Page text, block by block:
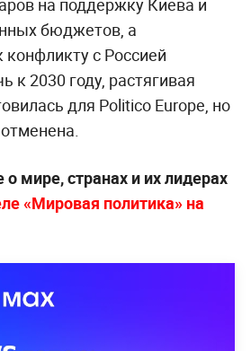
бюджетов, а
конфликту с Россией
к 2030 году, растягивая
для Politico Europe, но
мире, странах и их лидерах
«Мировая политика» на